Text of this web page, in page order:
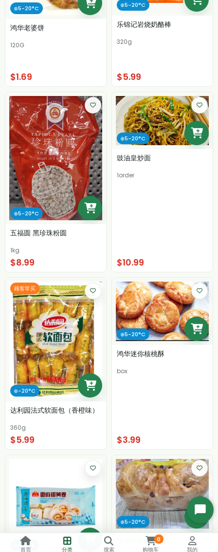
首页 分类 搜索
0
购物车
我的
❄️5-20°C
鸿华老婆饼
120G
$1.69
❄️5-20°C
乐锦记岩烧奶酪棒
320g
$5.99
❄️5-20°C
五福圆 黑珍珠粉圆
1kg
$8.99
❄️5-20°C
豉油皇炒面
1order
$10.99
顾客常买
❄️-20°C
达利园法式软面包（香橙味）
360g
$5.99
❄️5-20°C
鸿华迷你核桃酥
box
$3.99
❄️-20°C
❄️5-20°C
开
聊